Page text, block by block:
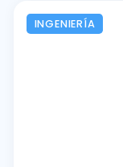
INGENIERÍA